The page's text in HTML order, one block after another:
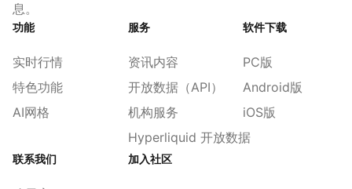
息。
功能
实时行情
特色功能
AI网格
服务
资讯内容
开放数据（API）
机构服务
Hyperliquid 开放数据
软件下载
PC版
Android版
iOS版
联系我们 加入社区